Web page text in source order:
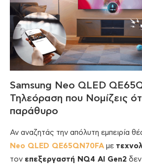
Samsung Neo QLED
Τηλεόραση που Νομίζεις
παράθυρο
Αν αναζητάς την απόλυτη εμπειρία
Neo QLED QE65QN70FA με
τον επεξεργαστή NQ4 AI Gen2